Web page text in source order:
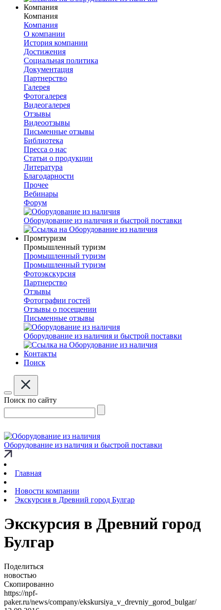
Компания
Компания
Компания
О компании
История компании
Достижения
Социальная политика
Документация
Партнерство
Галерея
Фотогалерея
Видеогалерея
Отзывы
Видеоотзывы
Письменные отзывы
Библиотека
Пресса о нас
Статьи о продукции
Литература
Благодарности
Прочее
Вебинары
Форум
Оборудование из наличия и быстрой поставки
Промтуризм
Промышленный туризм
Промышленный туризм
Промышленный туризм
Фотоэкскурсия
Партнерство
Отзывы
Фотографии гостей
Отзывы о посещении
Письменные отзывы
Оборудование из наличия и быстрой поставки
Контакты
Поиск
Поиск по сайту
Оборудование из наличия и быстрой поставки
Главная
Новости компании
Экскурсия в Древний город Булгар
Экскурсия в Древний город
Булгар
Поделиться
новостью
Скопированно
https://npf-
paker.ru/news/company/ekskursiya_v_drevniy_gorod_bulgar/